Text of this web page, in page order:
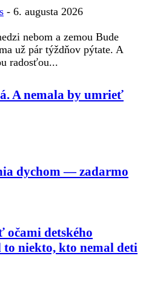
- 6. augusta 2026
nebom a zemou Bude
už pár týždňov pýtate. A
radosťou...
A nemala by umrieť
dychom — zadarmo
očami detského
niekto, kto nemal deti